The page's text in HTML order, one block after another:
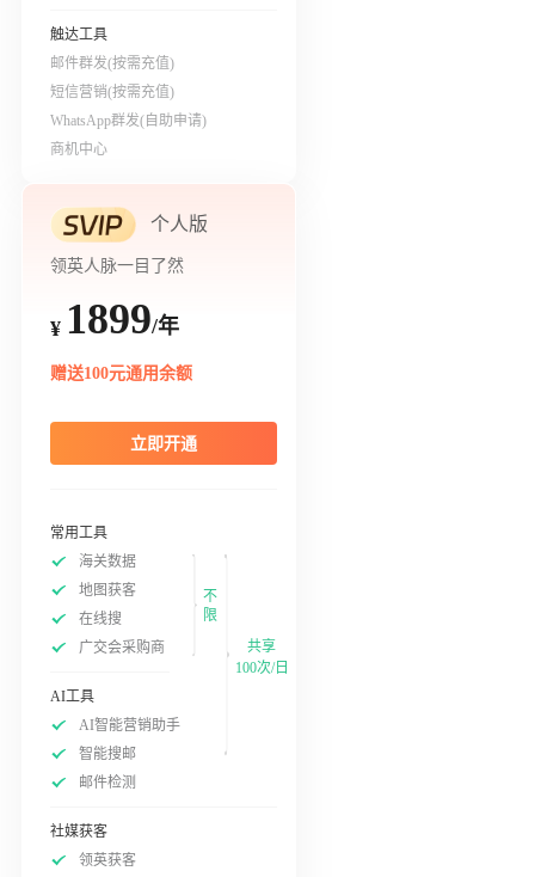
触达工具
邮件群发(按需充值)
短信营销(按需充值)
WhatsApp群发(自助申请)
商机中心
个人版
领英人脉一目了然
¥ 1899/年
赠送100元通用余额
立即开通
常用工具
海关数据
地图获客
在线搜
广交会采购商
不
限
AI工具
AI智能营销助手
智能搜邮
邮件检测
社媒获客
领英获客
共享
100次/日